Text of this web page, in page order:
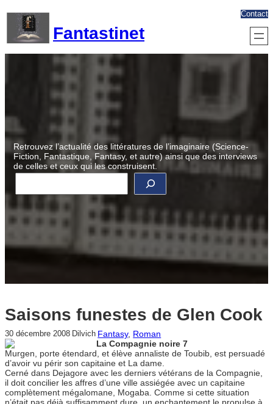
contenu
Fantastinet
Contact
Retrouvez l’actualité des littératures de l’imaginaire (Science-
Fiction, Fantastique, Fantasy, et autre) ainsi que des interviews
de celles et ceux qui les construisent.
R
c
r
h
Saisons funestes de Glen Cook
30 décembre 2008 Dilvich Fantasy, Roman
La Compagnie noire 7
Murgen, porte étendard, et élève annaliste de Toubib, est persuadé
d’avoir vu périr son capitaine et La dame.
Cerné dans Dejagore avec les derniers vétérans de la Compagnie,
il doit concilier les affres d’une ville assiégée avec un capitaine
complètement mégalomane, Mogaba. Comme si cette situation